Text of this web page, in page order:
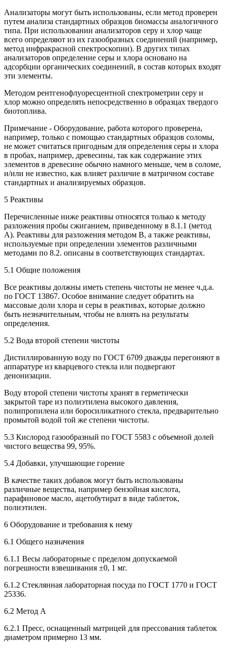
Анализаторы могут быть использованы, если метод проверен
путем анализа стандартных образцов биомассы аналогичного
типа. При использовании анализаторов серу и хлор чаще
всего определяют из их газообразных соединений (например,
метод инфракрасной спектроскопии). В других типах
анализаторов определение серы и хлора основано на
адсорбции органических соединений, в состав которых входят
эти элементы.
Методом рентгенофлуоресцентной спектрометрии серу и
хлор можно определять непосредственно в образцах твердого
биотоплива.
Примечание - Оборудование, работа которого проверена,
например, только с помощью стандартных образцов соломы,
не может считаться пригодным для определения серы и хлора
в пробах, например, древесины, так как содержание этих
элементов в древесине обычно намного меньше, чем в соломе,
и/или не известно, как влияет различие в матричном составе
стандартных и анализируемых образцов.
5 Реактивы
Перечисленные ниже реактивы относятся только к методу
разложения пробы сжиганием, приведенному в 8.1.1 (метод
А). Реактивы для разложения методом В, а также реактивы,
используемые при определении элементов различными
методами по 8.2. описаны в соответствующих стандартах.
5.1 Общие положения
Все реактивы должны иметь степень чистоты не менее ч.д.а.
по ГОСТ 13867. Особое внимание следует обратить на
массовые доли хлора и серы в реактивах, которые должно
быть незначительным, чтобы не влиять на результаты
определения.
5.2 Вода второй степени чистоты
Дистиллированную воду по ГОСТ 6709 дважды перегоняют в
аппаратуре из кварцевого стекла или подвергают
деионизации.
Воду второй степени чистоты хранят в герметически
закрытой таре из полиэтилена высокого давления,
полипропилена или боросиликатного стекла, предварительно
промытой водой той же степени чистоты.
5.3 Кислород газообразный по ГОСТ 5583 с объемной долей
чистого вещества 99, 95%.
5.4 Добавки, улучшающие горение
В качестве таких добавок могут быть использованы
различные вещества, например бензойная кислота,
парафиновое масло, ацетобутират в виде таблеток,
полиэтилен.
6 Оборудование и требования к нему
6.1 Общего назначения
6.1.1 Весы лабораторные с пределом допускаемой
погрешности взвешивания ±0, 1 мг.
6.1.2 Стеклянная лабораторная посуда по ГОСТ 1770 и ГОСТ
25336.
6.2 Метод А
6.2.1 Пресс, оснащенный матрицей для прессования таблеток
диаметром примерно 13 мм.